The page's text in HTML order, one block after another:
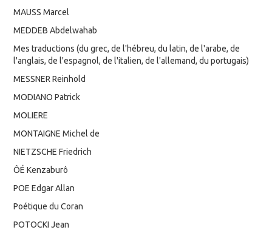
MAUSS Marcel
MEDDEB Abdelwahab
Mes traductions (du grec, de l'hébreu, du latin, de l'arabe, de
l'anglais, de l'espagnol, de l'italien, de l'allemand, du portugais)
MESSNER Reinhold
MODIANO Patrick
MOLIERE
MONTAIGNE Michel de
NIETZSCHE Friedrich
ÔÉ Kenzaburô
POE Edgar Allan
Poétique du Coran
POTOCKI Jean